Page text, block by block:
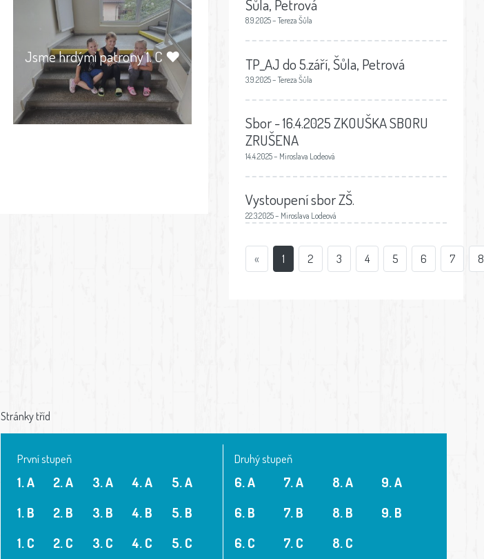
Jsme hrdými patrony 1. C ❤️
Šůla, Petrová
8.9.2025 – Tereza Šůla
TP_AJ do 5.září, Šůla, Petrová
3.9.2025 – Tereza Šůla
Sbor - 16.4.2025 ZKOUŠKA SBORU
ZRUŠENA
14.4.2025 – Miroslava Lodeová
Vystoupení sbor ZŠ.
22.3.2025 – Miroslava Lodeová
« 1 2 3 4 5 6 7 8
Stránky tříd
První stupeň
1. A
1. B
1. C
2. A
2. B
2. C
3. A
3. B
3. C
4. A
4. B
4. C
5. A
5. B
5. C
Druhý stupeň
6. A
6. B
6. C
7. A
7. B
7. C
8. A
8. B
8. C
9. A
9. B